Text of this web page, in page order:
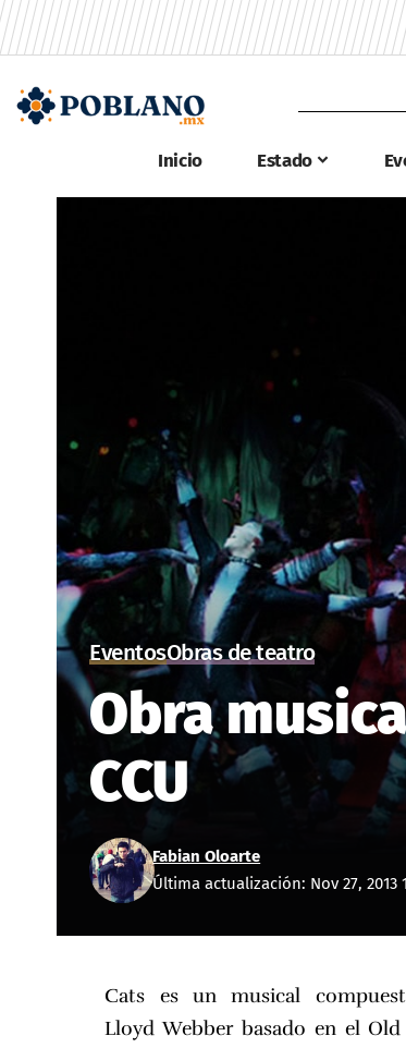
Inicio Estado
EventosObras de teatro
Obra
CCU
Última actualización: Nov 27, 2013
Fabian Oloarte
Cats es un musical
Lloyd Webber basado en el Old